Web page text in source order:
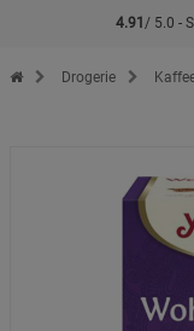
4.91 / 5.0 -
Zur Startseite des Kopp
Drogerie